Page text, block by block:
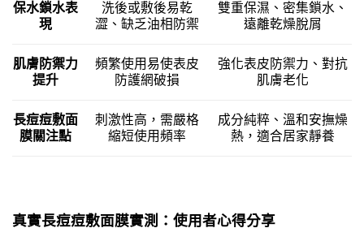
保水鎖水表
現
洗後或敷後易乾
澀、缺乏油相防禦
雙重保濕、密集鎖水、
遠離乾燥脫屑
肌膚防禦力
提升
頻繁使用易使表皮
防護網破損
強化表皮防禦力、對抗
肌膚老化
長痘痘敷面
膜關注點
刺激性高，需嚴格
縮短使用頻率
成分純粹、溫和安撫燥
熱，適合居家靜養
真實長痘痘敷面膜實測：使用者心得分享